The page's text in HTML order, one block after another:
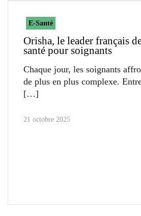
E-Santé
Orisha, le leader français
santé pour soignants
Chaque jour, les soignants
de plus en plus complexe.
21 octobre 2025